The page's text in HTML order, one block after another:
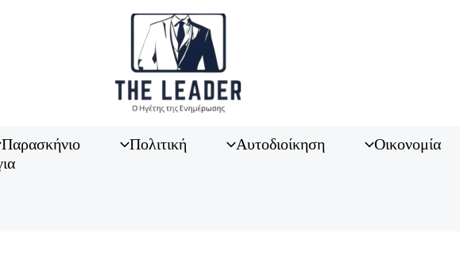
Παρασκήνιο Πολιτική Αυτοδιοίκηση Οικονομία